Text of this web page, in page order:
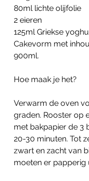
80ml lichte olijfolie
2 eieren
125ml Griekse
Cakevorm met
900ml.
Hoe maak je het?
Verwarm de oven
graden. Rooster op
met bakpapier de 3
20-30 minuten. Tot
zwart en zacht van
moeten er papperig